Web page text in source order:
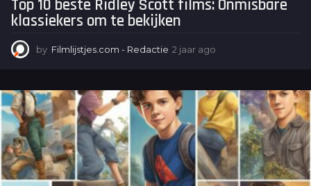
Top 10 beste Ridley Scott films: Onmisbare
klassiekers om te bekijken
by Filmlijstjes.com - Redactie 2 jaar ago
a
r
a
g
o